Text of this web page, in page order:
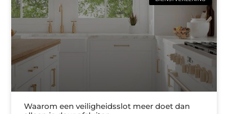
Waarom een veiligheidsslot meer doet dan